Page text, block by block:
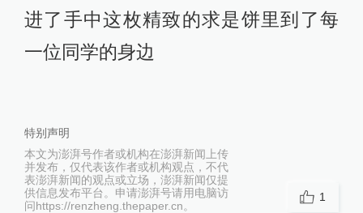
进了手中这枚精致的求是饼里到了每
一位同学的身边
特别声明
本文为澎湃号作者或机构在澎湃新闻上传
并发布，仅代表该作者或机构观点，不代
表澎湃新闻的观点或立场，澎湃新闻仅提
供信息发布平台。申请澎湃号请用电脑访
问https://renzheng.thepaper.cn。
1